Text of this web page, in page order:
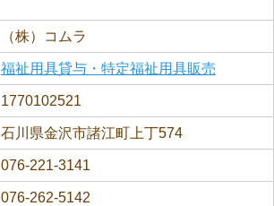
（株）コムラ
福祉用具貸与・特定福祉用具販売
1770102521
石川県金沢市諸江町上丁574
076-221-3141
076-262-5142